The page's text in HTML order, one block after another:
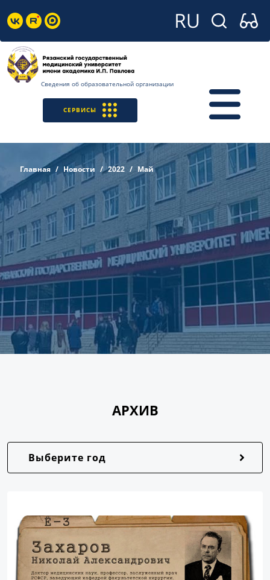
Сведения об образовательной организации
СЕРВИСЫ
Главная Новости 2022 Май
АРХИВ
Выберите год